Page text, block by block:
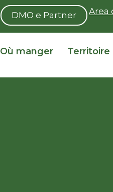
DMO e Partner Area
Où manger Territoire